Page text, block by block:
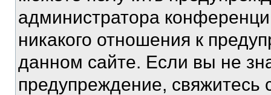
администратора
никакого отношения к
данном сайте. Если вы не
предупреждение,